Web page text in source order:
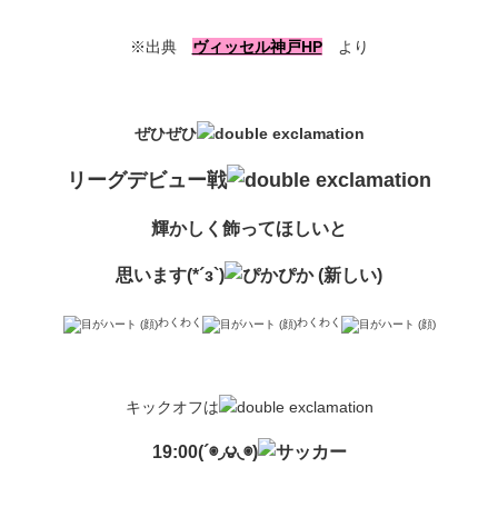
※出典 ヴィッセル神戸HPより
ぜひぜひ
リーグデビュー戦
輝かしく飾ってほしいと
思います(*´з`)
わくわく わくわく
キックオフは
19:00(´◉◞౪◟◉)